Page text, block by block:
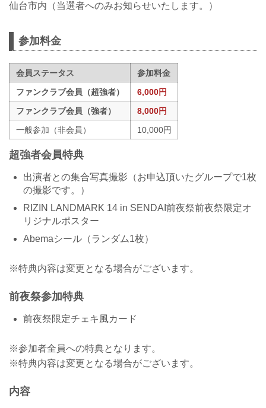
仙台市内（当選者へのみお知らせいたします。）
参加料金
会員ステータス
参加料金
ファンクラブ会員（超強者）
6,000円
ファンクラブ会員（強者）
8,000円
一般参加（非会員）
10,000円
超強者会員特典
出演者との集合写真撮影（お申込頂いたグループで1枚
の撮影です。）
RIZIN LANDMARK 14 in SENDAI前夜祭前夜祭限定オ
リジナルポスター
Abemaシール（ランダム1枚）
※特典内容は変更となる場合がございます。
前夜祭参加特典
前夜祭限定チェキ風カード
※参加者全員への特典となります。
※特典内容は変更となる場合がございます。
内容